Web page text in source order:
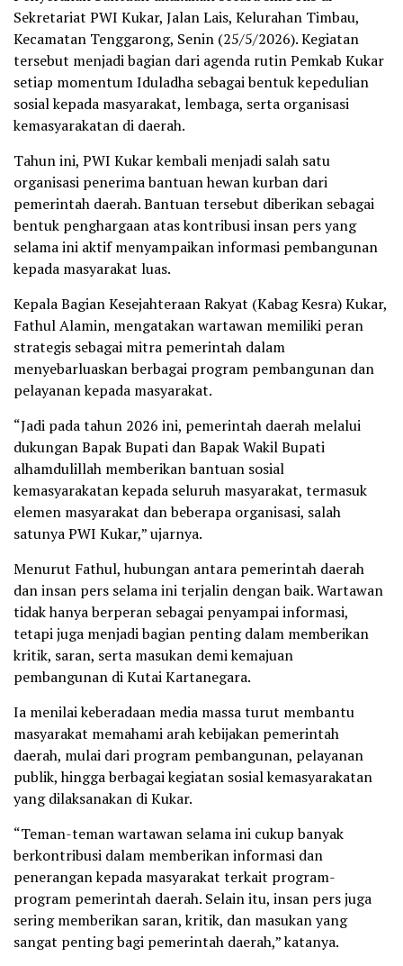
Sekretariat PWI Kukar, Jalan Lais, Kelurahan Timbau,
Kecamatan Tenggarong, Senin (25/5/2026). Kegiatan
tersebut menjadi bagian dari agenda rutin Pemkab Kukar
setiap momentum Iduladha sebagai bentuk kepedulian
sosial kepada masyarakat, lembaga, serta organisasi
kemasyarakatan di daerah.
Tahun ini, PWI Kukar kembali menjadi salah satu
organisasi penerima bantuan hewan kurban dari
pemerintah daerah. Bantuan tersebut diberikan sebagai
bentuk penghargaan atas kontribusi insan pers yang
selama ini aktif menyampaikan informasi pembangunan
kepada masyarakat luas.
Kepala Bagian Kesejahteraan Rakyat (Kabag Kesra) Kukar,
Fathul Alamin, mengatakan wartawan memiliki peran
strategis sebagai mitra pemerintah dalam
menyebarluaskan berbagai program pembangunan dan
pelayanan kepada masyarakat.
“Jadi pada tahun 2026 ini, pemerintah daerah melalui
dukungan Bapak Bupati dan Bapak Wakil Bupati
alhamdulillah memberikan bantuan sosial
kemasyarakatan kepada seluruh masyarakat, termasuk
elemen masyarakat dan beberapa organisasi, salah
satunya PWI Kukar,” ujarnya.
Menurut Fathul, hubungan antara pemerintah daerah
dan insan pers selama ini terjalin dengan baik. Wartawan
tidak hanya berperan sebagai penyampai informasi,
tetapi juga menjadi bagian penting dalam memberikan
kritik, saran, serta masukan demi kemajuan
pembangunan di Kutai Kartanegara.
Ia menilai keberadaan media massa turut membantu
masyarakat memahami arah kebijakan pemerintah
daerah, mulai dari program pembangunan, pelayanan
publik, hingga berbagai kegiatan sosial kemasyarakatan
yang dilaksanakan di Kukar.
“Teman-teman wartawan selama ini cukup banyak
berkontribusi dalam memberikan informasi dan
penerangan kepada masyarakat terkait program-
program pemerintah daerah. Selain itu, insan pers juga
sering memberikan saran, kritik, dan masukan yang
sangat penting bagi pemerintah daerah,” katanya.